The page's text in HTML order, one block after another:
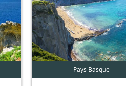
Pays Basque